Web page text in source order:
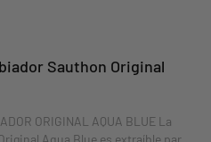
Sauthon Original
ORIGINAL AQUA BLUE La